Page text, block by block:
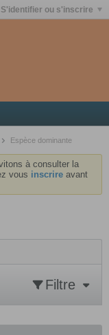
S'identifier ou s'inscrire
Espèce dominante
à consulter la
vous inscrire avant
Filtre